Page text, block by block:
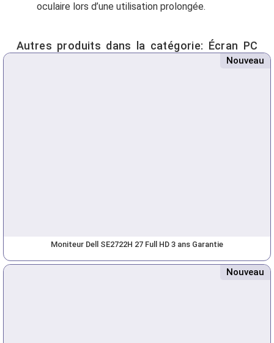
oculaire lors d’une utilisation prolongée.
Autres produits dans la catégorie: Écran PC
Nouveau
Moniteur Dell SE2722H 27 Full HD 3 ans Garantie
Nouveau